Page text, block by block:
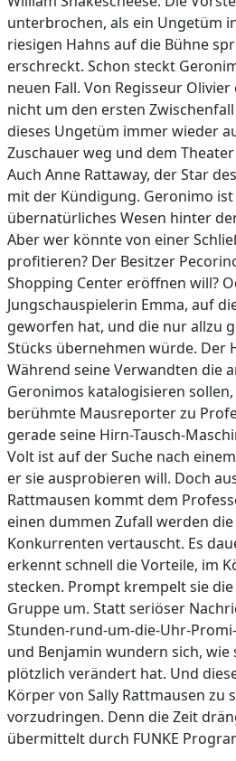
unterbrochen, als ein Ungetüm
riesigen Hahns auf die Bühne
erschreckt. Schon steckt
neuen Fall. Von Regisseur
nicht um den ersten
dieses Ungetüm immer wieder
Zuschauer weg und dem
Auch Anne Rattaway, der Star
mit der Kündigung. Geronimo ist
übernatürliches Wesen hinter
Aber wer könnte von einer
profitieren? Der Besitzer
Shopping Center eröffnen will?
Jungschauspielerin Emma, auf
geworfen hat, und die nur allzu
Stücks übernehmen würde. Der
Während seine Verwandten die
Geronimos katalogisieren
berühmte Mausreporter zu
gerade seine Hirn-Tausch-
Volt ist auf der Suche nach
er sie ausprobieren will. Doch
Rattmausen kommt dem
einen dummen Zufall werden
Konkurrenten vertauscht. Es
erkennt schnell die Vorteile, im
stecken. Prompt krempelt sie
Gruppe um. Statt seriöser
Stunden-rund-um-die-Uhr-
und Benjamin wundern sich, wie
plötzlich verändert hat. Und
Körper von Sally Rattmausen zu
vorzudringen. Denn die Zeit
übermittelt durch FUNKE